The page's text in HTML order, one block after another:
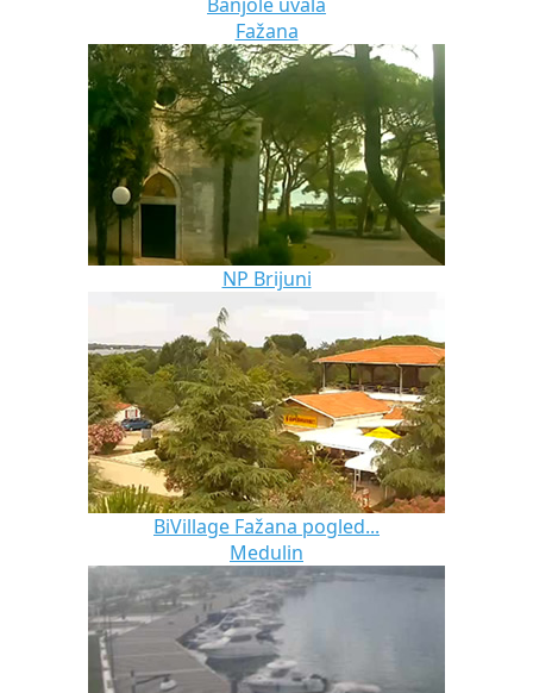
Fažana
NP Brijuni
BiVillage Fažana pogled...
Medulin